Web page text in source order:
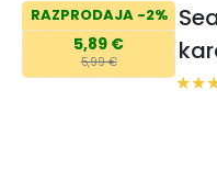
RAZPRODAJA -2%
5,89 €
5,99 €